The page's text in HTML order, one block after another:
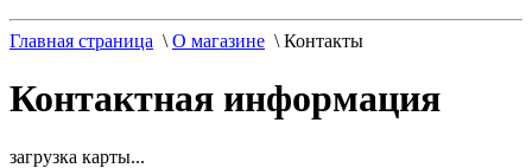
Главная страница \ О магазине \ Контакты
Контактная информация
загрузка карты...